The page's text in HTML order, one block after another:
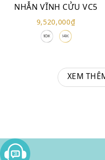
NHẪN VĨNH CỬU VC5
9,520,000₫
XEM